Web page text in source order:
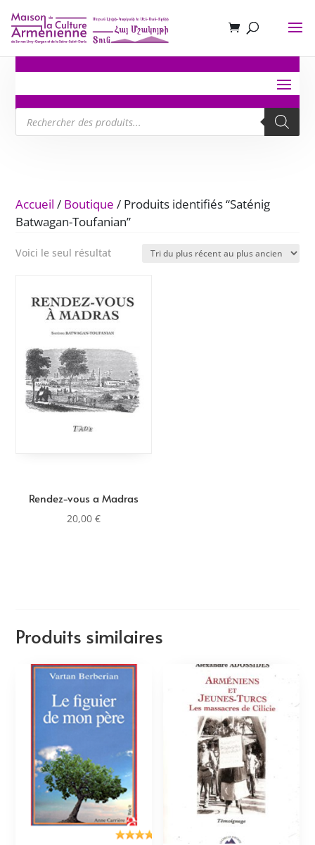
Recherche
de
produits
Accueil / Boutique / Produits identifiés “Saténig
Batwagan-Toufanian”
Voici le seul résultat
Rendez-vous a Madras
20,00€
Produits similaires